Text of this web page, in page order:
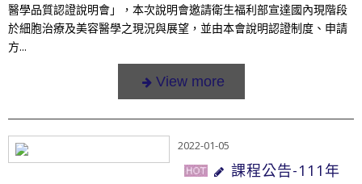
醫學品質認證說明會」，本次說明會邀請衛生福利部宣達國內現階段
於細胞治療及美容醫學之現況與展望，並由本會說明認證制度、申請
方...
2022-01-05
課程公告-111年